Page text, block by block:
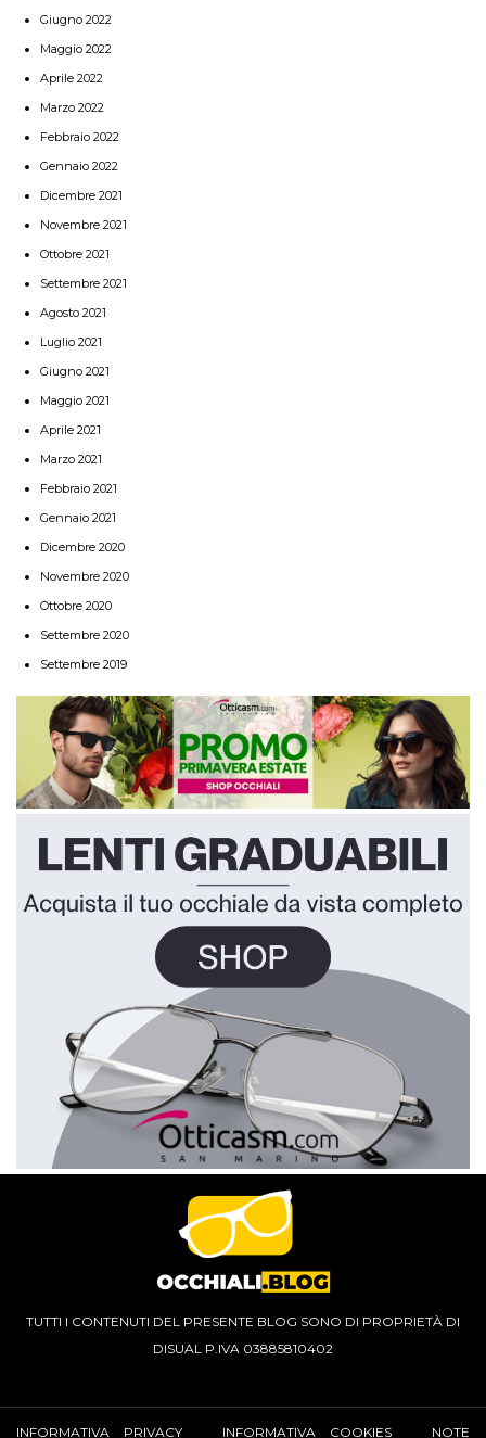
Giugno 2022
Maggio 2022
Aprile 2022
Marzo 2022
Febbraio 2022
Gennaio 2022
Dicembre 2021
Novembre 2021
Ottobre 2021
Settembre 2021
Agosto 2021
Luglio 2021
Giugno 2021
Maggio 2021
Aprile 2021
Marzo 2021
Febbraio 2021
Gennaio 2021
Dicembre 2020
Novembre 2020
Ottobre 2020
Settembre 2020
Settembre 2019
TUTTI I CONTENUTI DEL PRESENTE BLOG SONO DI PROPRIETÀ DI
DISUAL P.IVA 03885810402
INFORMATIVA PRIVACY INFORMATIVA COOKIES NOTE